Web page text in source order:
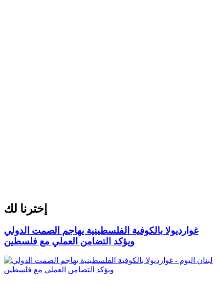
إخترنا لك
غوارديولا بالكوفية الفلسطينية يهاجم الصمت الدولي
ويؤكد التضامن العملي مع فلسطين